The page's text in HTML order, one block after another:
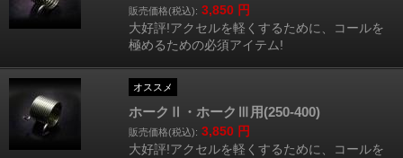
販売価格(税込): 3,850 円
大好評!アクセルを軽くするために、コールを
極めるための必須アイテム!
オススメ
ホークⅡ・ホークⅢ用(250-400)
販売価格(税込): 3,850 円
大好評!アクセルを軽くするために、コールを